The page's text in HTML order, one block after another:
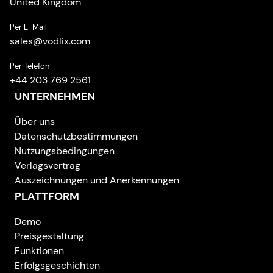
Per E-Mail
sales@vodlix.com
Per Telefon
+44 203 769 2561
UNTERNEHMEN
Über uns
Datenschutzbestimmungen
Nutzungsbedingungen
Verlagsvertrag
Auszeichnungen und Anerkennungen
PLATTFORM
Demo
Preisgestaltung
Funktionen
Erfolgsgeschichten